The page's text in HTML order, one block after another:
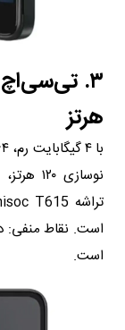
هرتز
نوسازی
است.